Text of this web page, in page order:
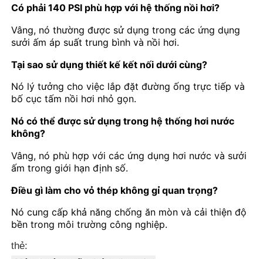
Có phải 140 PSI phù hợp với hệ thống nồi hơi?
Vâng, nó thường được sử dụng trong các ứng dụng
sưởi ấm áp suất trung bình và nồi hơi.
Tại sao sử dụng thiết kế kết nối dưới cùng?
Nó lý tưởng cho việc lắp đặt đường ống trực tiếp và
bố cục tấm nồi hơi nhỏ gọn.
Nó có thể được sử dụng trong hệ thống hơi nước
không?
Vâng, nó phù hợp với các ứng dụng hơi nước và sưởi
ấm trong giới hạn định số.
Điều gì làm cho vỏ thép không gỉ quan trọng?
Nó cung cấp khả năng chống ăn mòn và cải thiện độ
bền trong môi trường công nghiệp.
thẻ: